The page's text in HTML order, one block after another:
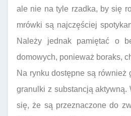
ale nie na tyle rzadka, by się
mrówki są najczęściej
Należy jednak pamiętać o
domowych, ponieważ boraks,
Na rynku dostępne są również
granulki z substancją aktywną.
się, że są przeznaczone do